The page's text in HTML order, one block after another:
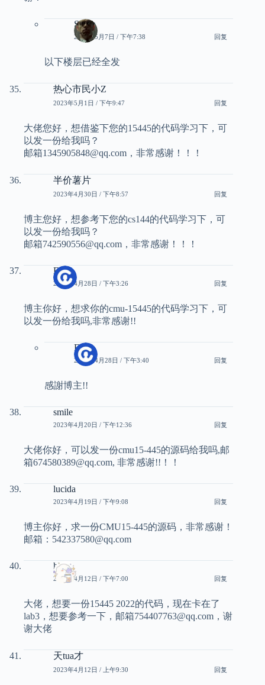
Smith
2023年5月7日 / 下午7:38 回复
以下楼层已经全发
热心市民小Z
2023年5月1日 / 下午9:47 回复
大佬您好，想借鉴下您的15445的代码学习下，可
以发一份给我吗？
邮箱1345905848@qq.com，非常感谢！！！
半价薯片
2023年4月30日 / 下午8:57 回复
博主您好，想参考下您的cs144的代码学习下，可
以发一份给我吗？
邮箱742590556@qq.com，非常感谢！！！
Eric
2023年4月28日 / 下午3:26 回复
博主你好，想求你的cmu-15445的代码学习下，可
以发一份给我吗,非常感谢!!
Eric
2023年4月28日 / 下午3:40 回复
感謝博主!!
smile
2023年4月20日 / 下午12:36 回复
大佬你好，可以发一份cmu15-445的源码给我吗,邮
箱674580389@qq.com, 非常感谢!!！！
lucida
2023年4月19日 / 下午9:08 回复
博主你好，求一份CMU15-445的源码，非常感谢！
邮箱：542337580@qq.com
hktk
2023年4月12日 / 下午7:00 回复
大佬，想要一份15445 2022的代码，现在卡在了
lab3，想要参考一下，邮箱754407763@qq.com，谢
谢大佬
天tua才
2023年4月12日 / 上午9:30 回复